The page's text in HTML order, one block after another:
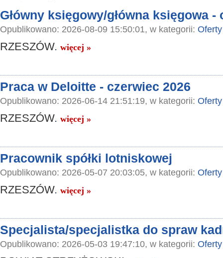
Główny księgowy/główna księgowa -
Opublikowano: 2026-08-09 15:50:01, w kategorii:
RZESZÓW. więcej »
Praca w Deloitte - czerwiec 2026
Opublikowano: 2026-06-14 21:51:19, w kategorii:
RZESZÓW. więcej »
Pracownik spółki lotniskowej
Opublikowano: 2026-05-07 20:03:05, w kategorii:
RZESZÓW. więcej »
Specjalista/specjalistka do spraw
Opublikowano: 2026-05-03 19:47:10, w kategorii: